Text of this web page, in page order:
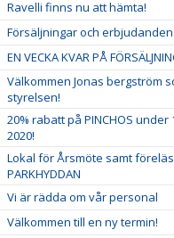
Ravelli finns nu att hämta!
Försäljningar och
EN VECKA KVAR PÅ
Välkommen Jonas bergström
styrelsen!
20% rabatt på PINCHOS
2020!
Lokal för Årsmöte samt
PARKHYDDAN
Vi är rädda om vår personal
Välkommen till en ny termin!